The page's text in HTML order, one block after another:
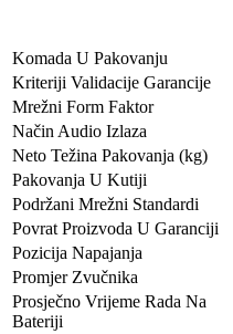
Komada U Pakovanju
Kriteriji Validacije Garancije
Mrežni Form Faktor
Način Audio Izlaza
Neto Težina Pakovanja (kg)
Pakovanja U Kutiji
Podržani Mrežni Standardi
Povrat Proizvoda U Garanciji
Pozicija Napajanja
Promjer Zvučnika
Prosječno Vrijeme Rada Na
Bateriji